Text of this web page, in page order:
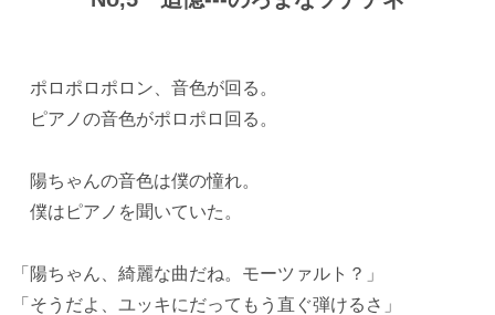
ポロポロポロン、音色が回る。
ピアノの音色がポロポロ回る。
陽ちゃんの音色は僕の憧れ。
僕はピアノを聞いていた。
「陽ちゃん、綺麗な曲だね。モーツァルト？」
「そうだよ、ユッキにだってもう直ぐ弾けるさ」